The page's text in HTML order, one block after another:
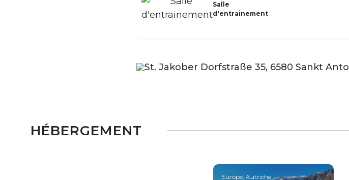
Salle
d'entrainement
St. Jakober Dorfstraße 35, 6580 Sankt
HÉBERGEMENT
Europe, Autriche